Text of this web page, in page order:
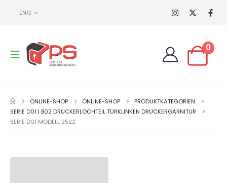
ENG
0
ONLINE-SHOP ONLINE-SHOP
PRODUKTKATEGORIEN
SERIE D01 | B02 DRÜCKERLOCHTEIL TÜRKLINKEN DRÜCKERGARNITUR
SERIE D01 MODELL 2522